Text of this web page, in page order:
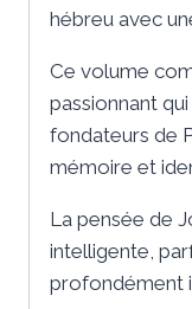
hébreu avec
Ce volume
passionnant
fondateurs de
mémoire et
La pensée de
intelligente,
profondément